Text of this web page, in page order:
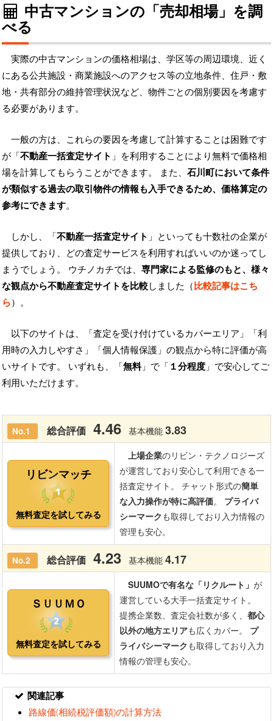
中古マンションの「売却相場」を調
べる
実際の中古マンションの価格相場は、学区等の周辺環境、近く
にある公共施設・商業施設へのアクセス等の立地条件、住戸・敷
地・共有部分の維持管理状況など、物件ごとの個別要因を考慮す
る必要があります。
一般の方は、これらの要因を考慮して計算することは困難です
が「不動産一括査定サイト 」を利用することにより無料で価格相
場を計算してもらうことができます。 また、 石川町において条件
が類似する過去の取引物件の情報も入手できるため、価格算定の
参考にできます。
しかし、「不動産一括査定サイト 」といっても十数社の企業が
提供しており、どの査定サービスを利用すればいいのか迷ってし
まうでしょう。 ウチノカチでは、 専門家による監修のもと、様々
な観点から不動産査定サイトを比較しました（比較記事はこち
ら）。
以下のサイトは、「査定を受け付けているカバーエリア」「利
用時の入力しやすさ」「個人情報保護」の観点から特に評価が高
いサイトです。 いずれも、「無料」で「 １分程度 」で安心してご
利用いただけます。
関連記事
路線価(相続税評価額)の計算方法